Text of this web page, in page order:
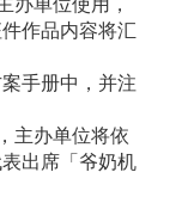
单位使用，
作品内容将汇
册中，并注
办单位将依
出席「爷奶机